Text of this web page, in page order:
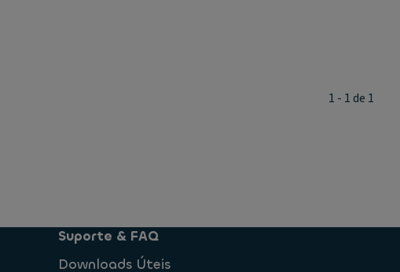
1 - 1 de 1
Suporte & FAQ
Downloads Úteis